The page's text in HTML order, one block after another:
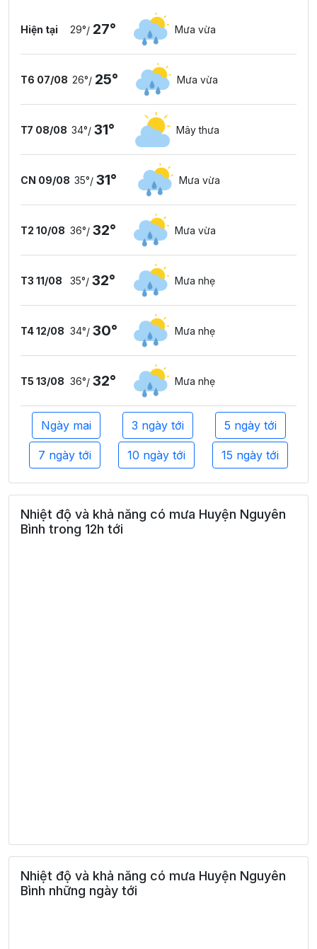
Hiện tại 29°/ 27° Mưa vừa
T6 07/08 26°/ 25° Mưa vừa
T7 08/08 34°/ 31° Mây thưa
CN 09/08 35°/ 31° Mưa vừa
T2 10/08 36°/ 32° Mưa vừa
T3 11/08 35°/ 32° Mưa nhẹ
T4 12/08 34°/ 30° Mưa nhẹ
T5 13/08 36°/ 32° Mưa nhẹ
Ngày mai 3 ngày tới 5 ngày tới
7 ngày tới 10 ngày tới 15 ngày tới
Nhiệt độ và khả năng có mưa Huyện Nguyên
Bình trong 12h tới
Nhiệt độ và khả năng có mưa Huyện Nguyên
Bình những ngày tới